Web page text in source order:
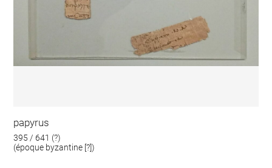
papyrus
395 / 641 (?)
(époque byzantine [?])